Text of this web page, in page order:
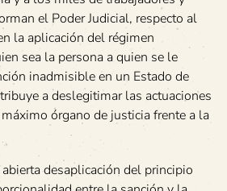
el Poder Judicial, respecto al
la aplicación del régimen
sea la persona a quien se le
inadmisible en un Estado de
a deslegitimar las actuaciones
órgano de justicia frente a la
desaplicación del principio